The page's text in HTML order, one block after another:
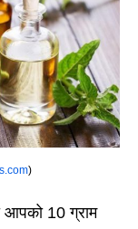
)
आपको 10 ग्राम